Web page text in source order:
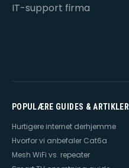
IT-support firma
POPULÆRE GUIDES & ARTIKLER
Hurtigere internet derhjemme
Hvorfor vi anbefaler Cat6a
Mesh WiFi vs. repeater